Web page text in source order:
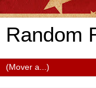
Random